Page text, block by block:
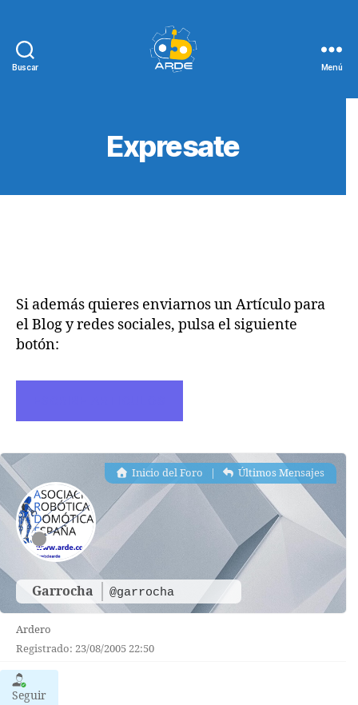
Buscar Menú
Expresate
Si además quieres enviarnos un Artículo para
el Blog y redes sociales, pulsa el siguiente
botón:
Garrocha @garrocha
Inicio del Foro Últimos Mensajes
Ardero
Registrado: 23/08/2005 22:50
Seguir